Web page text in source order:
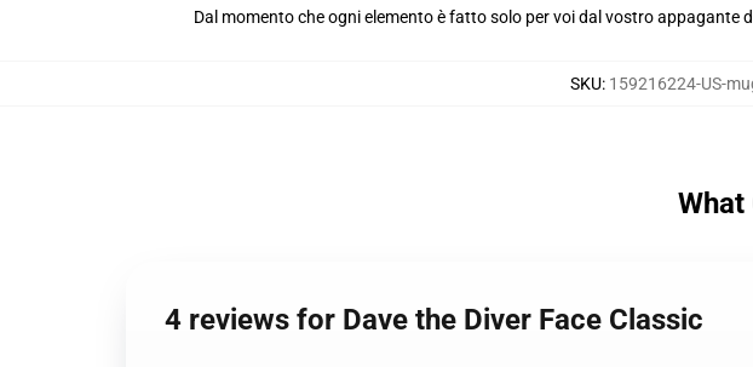
Dal momento che ogni elemento è fatto solo per voi dal vostro
SKU: 159216224-US-
What
4 reviews for Dave the Diver Face Classic